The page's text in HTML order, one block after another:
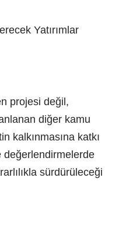
Yatırımlar
projesi değil,
diğer kamu
kalkınmasına katkı
değerlendirmelerde
sürdürüleceği